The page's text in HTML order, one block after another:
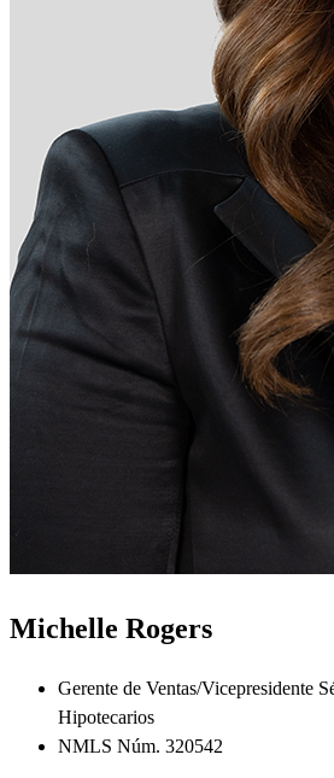
Michelle Rogers
Gerente de Ventas/Vicepresidente
Hipotecarios
NMLS Núm. 320542